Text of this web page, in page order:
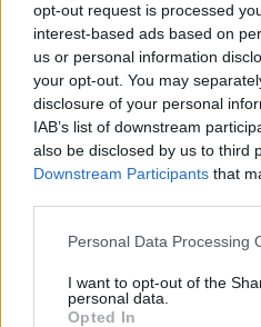
opt-out request is processed
interest-based ads based on
us or personal information
your opt-out. You may
disclosure of your personal
IAB’s list of downstream
also be disclosed by us to third
Downstream Participants that
Personal Data Processing
I want to opt-out of the
personal data.
Opted In
22.11.2024